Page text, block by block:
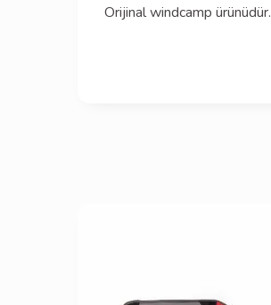
Orijinal windcamp ürünüdür.